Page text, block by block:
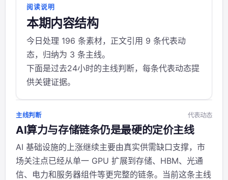
阅读说明
本期内容结构
今日处理 196 条素材，正文引用 9 条代表动
态，归纳为 3 条主线。
下面是过去24小时的主线判断，每条代表动态提
供关键证据。
主线判断 代表动态
AI算力与存储链条仍是最硬的定价主线
AI 基础设施的上涨继续主要由真实供需缺口支撑，市
场关注点已经从单一 GPU 扩展到存储、HBM、光通
信、电力和服务器组件等更完整的链条。当前这条主线